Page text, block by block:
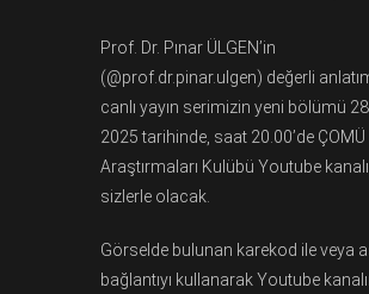
Prof. Dr. Pınar ÜLGEN’in
(@prof.dr.pinar.ulgen) değerli
canlı yayın serimizin yeni bölümü 28
2025 tarihinde, saat 20.00’de ÇOMÜ
Araştırmaları Kulübü Youtube
sizlerle olacak.
Görselde bulunan karekod ile veya
bağlantıyı kullanarak Youtube